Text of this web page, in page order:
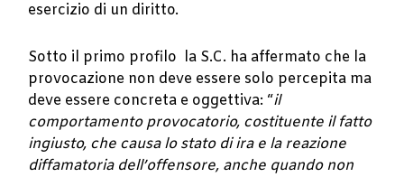
esercizio di un diritto.
Sotto il primo profilo la S.C. ha affermato che la
provocazione non deve essere solo percepita ma
deve essere concreta e oggettiva: “il
comportamento provocatorio, costituente il fatto
ingiusto, che causa lo stato di ira e la reazione
diffamatoria dell’offensore, anche quando non